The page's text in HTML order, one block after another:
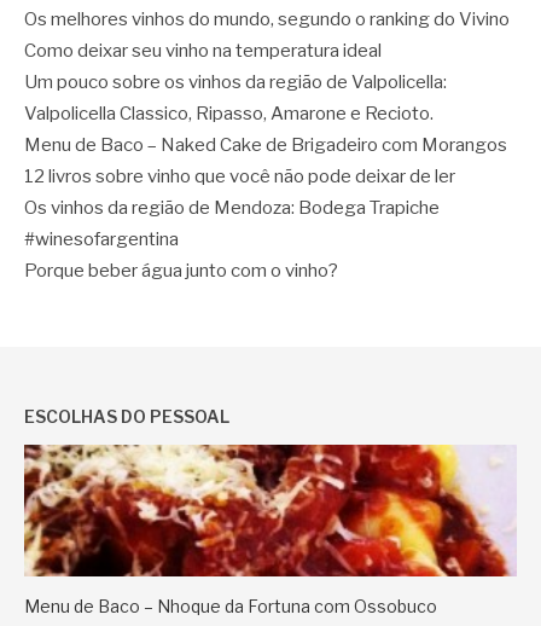
Os melhores vinhos do mundo, segundo o ranking do Vivino
Como deixar seu vinho na temperatura ideal
Um pouco sobre os vinhos da região de Valpolicella:
Valpolicella Classico, Ripasso, Amarone e Recioto.
Menu de Baco – Naked Cake de Brigadeiro com Morangos
12 livros sobre vinho que você não pode deixar de ler
Os vinhos da região de Mendoza: Bodega Trapiche
#winesofargentina
Porque beber água junto com o vinho?
ESCOLHAS DO PESSOAL
Menu de Baco – Nhoque da Fortuna com Ossobuco